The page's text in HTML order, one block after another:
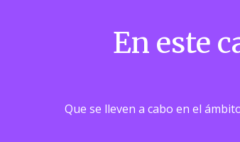
En este
Que se lleven a cabo en el